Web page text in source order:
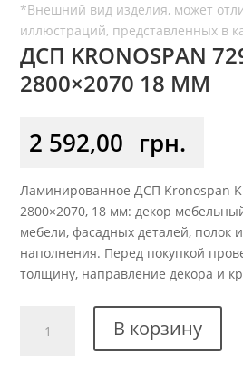
ДСП KRONOSPAN
2800×2070 18 ММ
2 592,00 грн.
Ламинированное ДСП Kronospan
2800×2070, 18 мм: декор
мебели, фасадных деталей, полок
наполнения. Перед покупкой
толщину, направление декора и
товара
В корзину